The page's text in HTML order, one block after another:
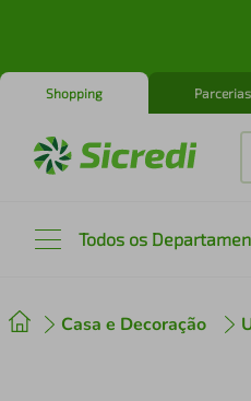
Shopping
Todos os
Casa e Decoração º